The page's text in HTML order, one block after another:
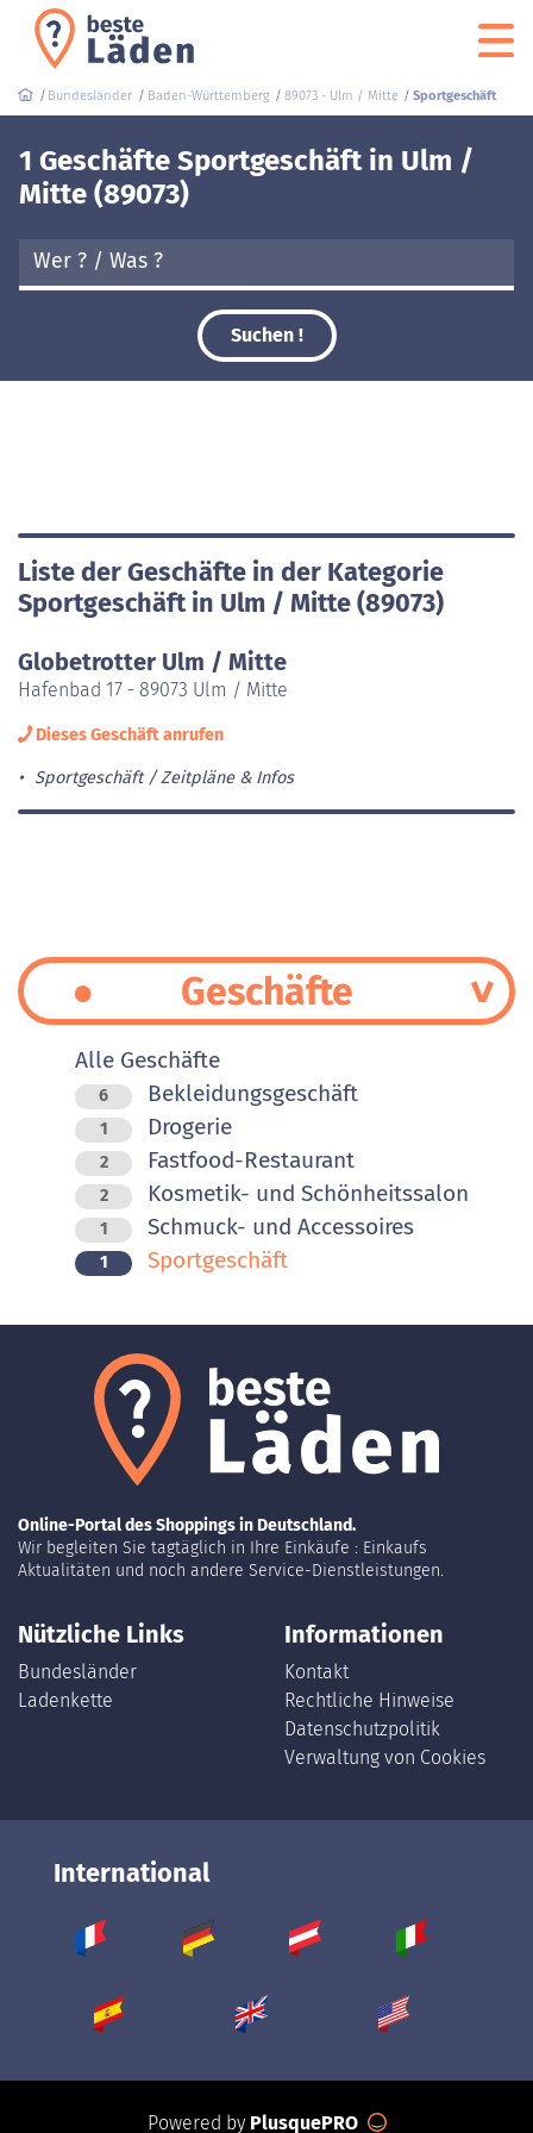
Bundesländer Baden-Württemberg 89073 - Ulm / Mitte Sportgeschäft
1 Geschäfte Sportgeschäft in Ulm /
Mitte (89073)
Suchen !
Liste der Geschäfte in der Kategorie
Sportgeschäft in Ulm / Mitte (89073)
Globetrotter Ulm / Mitte
Hafenbad 17 - 89073 Ulm / Mitte
Dieses Geschäft anrufen
Sportgeschäft Zeitpläne & Infos
Geschäfte
Alle Geschäfte
6 Bekleidungsgeschäft
1 Drogerie
2 Fastfood-Restaurant
2 Kosmetik- und Schönheitssalon
1 Schmuck- und Accessoires
1 Sportgeschäft
Online-Portal des Shoppings in Deutschland.
Wir begleiten Sie tagtäglich in Ihre Einkäufe : Einkaufs
Aktualitäten und noch andere Service-Dienstleistungen.
Nützliche Links
Bundesländer
Ladenkette
Informationen
Kontakt
Rechtliche Hinweise
Datenschutzpolitik
Verwaltung von Cookies
International
Powered by PlusquePRO